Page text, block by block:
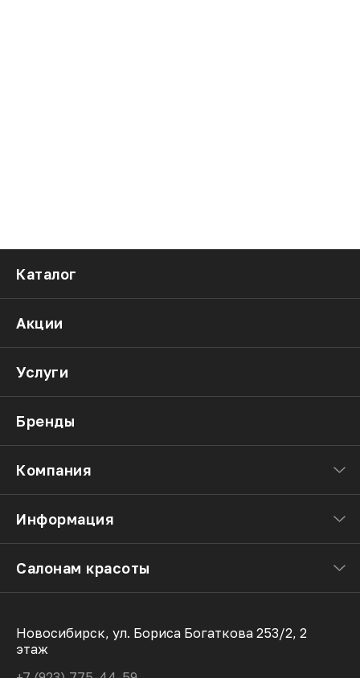
Каталог
Акции
Услуги
Бренды
Компания
Информация
Салонам красоты
Новосибирск, ул. Бориса Богаткова 253/2, 2
этаж